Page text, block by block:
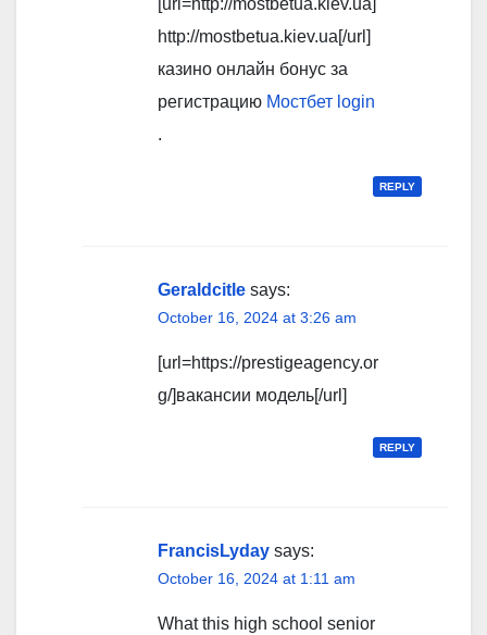
[url=http://mostbetua.kiev.ua]
http://mostbetua.kiev.ua[/url]
казино онлайн бонус за
регистрацию Мостбет login
.
REPLY
Geraldcitle says:
October 16, 2024 at 3:26 am
[url=https://prestigeagency.or
g/]вакансии модель[/url]
REPLY
FrancisLyday says:
October 16, 2024 at 1:11 am
What this high school senior